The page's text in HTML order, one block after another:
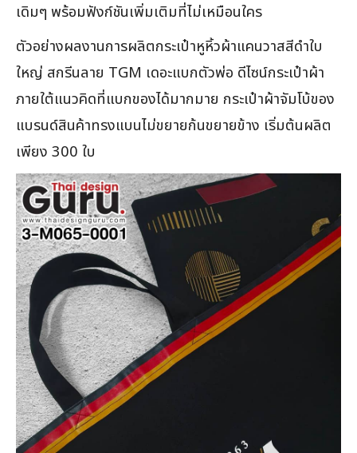
เดิมๆ พร้อมฟังก์ชันเพิ่มเติมที่ไม่เหมือนใคร
ตัวอย่างผลงานการผลิตกระเป๋าหูหิ้วผ้าแคนวาสสีดำใบ
ใหญ่ สกรีนลาย TGM เดอะแบกตัวพ่อ ดีไซน์กระเป๋าผ้า
ภายใต้แนวคิดที่แบกของได้มากมาย กระเป๋าผ้าจัมโบ้ของ
แบรนด์สินค้าทรงแบนไม่ขยายก้นขยายข้าง เริ่มต้นผลิต
เพียง 300 ใบ